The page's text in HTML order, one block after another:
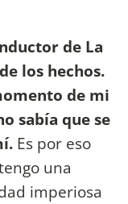
de La
los hechos.
de mi
sabía que se
Es por eso
una
imperiosa